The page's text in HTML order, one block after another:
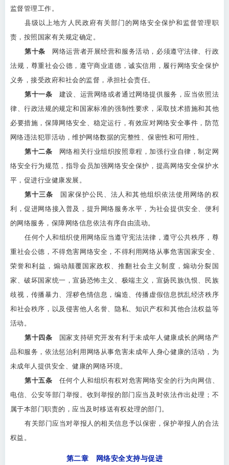
监督管理工作。
县级以上地方人民政府有关部门的网络安全保护和监督管理职
责，按照国家有关规定确定。
第十条 网络运营者开展经营和服务活动，必须遵守法律、行政
法规，尊重社会公德，遵守商业道德，诚实信用，履行网络安全保护
义务，接受政府和社会的监督，承担社会责任。
第十一条 建设、运营网络或者通过网络提供服务，应当依照法
律、行政法规的规定和国家标准的强制性要求，采取技术措施和其他
必要措施，保障网络安全、稳定运行，有效应对网络安全事件，防范
网络违法犯罪活动，维护网络数据的完整性、保密性和可用性。
第十二条 网络相关行业组织按照章程，加强行业自律，制定网
络安全行为规范，指导会员加强网络安全保护，提高网络安全保护水
平，促进行业健康发展。
第十三条 国家保护公民、法人和其他组织依法使用网络的权
利，促进网络接入普及，提升网络服务水平，为社会提供安全、便利
的网络服务，保障网络信息依法有序自由流动。
任何个人和组织使用网络应当遵守宪法法律，遵守公共秩序，尊
重社会公德，不得危害网络安全，不得利用网络从事危害国家安全、
荣誉和利益，煽动颠覆国家政权、推翻社会主义制度，煽动分裂国
家、破坏国家统一，宣扬恐怖主义、极端主义，宣扬民族仇恨、民族
歧视，传播暴力、淫秽色情信息，编造、传播虚假信息扰乱经济秩序
和社会秩序，以及侵害他人名誉、隐私、知识产权和其他合法权益等
活动。
第十四条 国家支持研究开发有利于未成年人健康成长的网络产
品和服务，依法惩治利用网络从事危害未成年人身心健康的活动，为
未成年人提供安全、健康的网络环境。
第十五条 任何个人和组织有权对危害网络安全的行为向网信、
电信、公安等部门举报。收到举报的部门应当及时依法作出处理；不
属于本部门职责的，应当及时移送有权处理的部门。
有关部门应当对举报人的相关信息予以保密，保护举报人的合法
权益。
第二章 网络安全支持与促进